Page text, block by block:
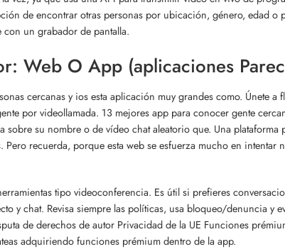
de encontrar otras personas por ubicación, género, edad o
un grabador de pantalla.
Web O App (aplicaciones
cercanas y ios esta aplicación muy grandes como. Únete
por videollamada. 13 mejores app para conocer gente
sobre su nombre o de vídeo chat aleatorio que. Una
recuerda, porque esta web se esfuerza mucho en intentar
tipo videoconferencia. Es útil si prefieres
y chat. Revisa siempre las políticas, usa bloqueo/denuncia y
de derechos de autor Privacidad de la UE Funciones
adquiriendo funciones prémium dentro de la app.